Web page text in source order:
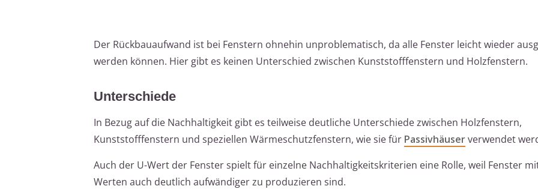
Der Rückbauaufwand ist bei Fenstern ohnehin unproblematisch, da alle Fenster leicht wieder
werden können. Hier gibt es keinen Unterschied zwischen Kunststofffenstern und Holzfenstern.
Unterschiede
In Bezug auf die Nachhaltigkeit gibt es teilweise deutliche Unterschiede zwischen Holzfenstern,
Kunststofffenstern und speziellen Wärmeschutzfenstern, wie sie für Passivhäuserverwendet
Auch der U-Wert der Fenster spielt für einzelne Nachhaltigkeitskriterien eine Rolle, weil Fenster
Werten auch deutlich aufwändiger zu produzieren sind.